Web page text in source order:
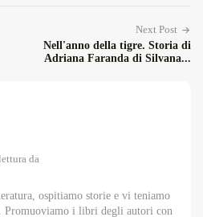
Next Post
Nell'anno della tigre. Storia di
Adriana Faranda di Silvana...
da
ospitiamo storie e vi teniamo
i libri degli autori con